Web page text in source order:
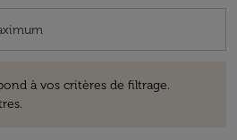
à vos critères de filtrage.